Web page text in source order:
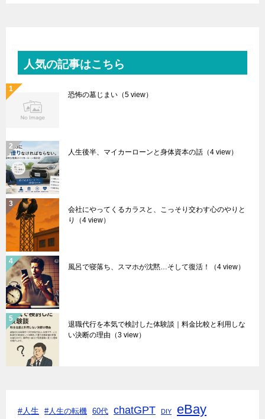
人気の記事はこちら
恐怖の墓じまい （5 view）
人生後半、マイカーローンと身体資本の話 （4 view）
会社にやってくるカラスと、こっそり交わす心のやりと
り
（4 view）
風呂で寝落ち、スマホが沈黙…そして復活！ （4 view）
退職代行を本気で検討した体験談｜料金比較と利用しな
い決断の理由 （3 view）
#人生 #人生の転機 60代 chatGPT DIY eBay